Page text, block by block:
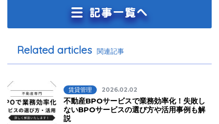
Related articles 関連記事
賃貸管理 2026.02.02
不動産BPOサービスで業務効率化！失敗し
ないBPOサービスの選び方や活用事例も解
説